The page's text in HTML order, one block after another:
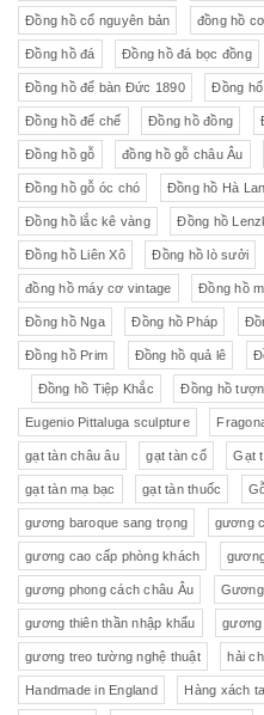
Đồng hồ cổ nguyên bản đồng hồ
Đồng hồ đá Đồng hồ đá bọc đồng
Đồng hồ để bàn Đức 1890 Đồng
Đồng hồ đế chế Đồng hồ đồng
Đồng hồ gỗ đồng hồ gỗ châu Âu
Đồng hồ gỗ óc chó Đồng hồ Hà Lan
Đồng hồ lắc kê vàng Đồng hồ
Đồng hồ Liên Xô Đồng hồ lò sưởi
đồng hồ máy cơ vintage Đồng hồ
Đồng hồ Nga Đồng hồ Pháp
Đồng hồ Prim Đồng hồ quả lê
Đồng hồ Tiệp Khắc Đồng hồ
Eugenio Pittaluga sculpture
gạt tàn châu âu gạt tàn cổ Gạt
gạt tàn mạ bạc gạt tàn thuốc
gương baroque sang trọng gương
gương cao cấp phòng khách
gương phong cách châu Âu
gương thiên thần nhập khẩu
gương treo tường nghệ thuật hải
Handmade in England Hàng xách